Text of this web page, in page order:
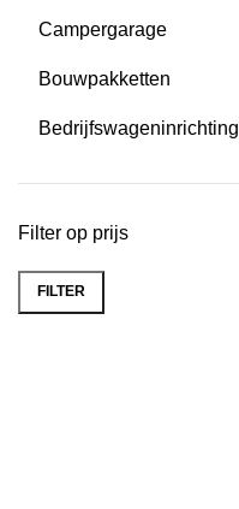
Campergarage
Bouwpakketten
Bedrijfswageninrichting
Filter op prijs
Min.
Max.
FILTER